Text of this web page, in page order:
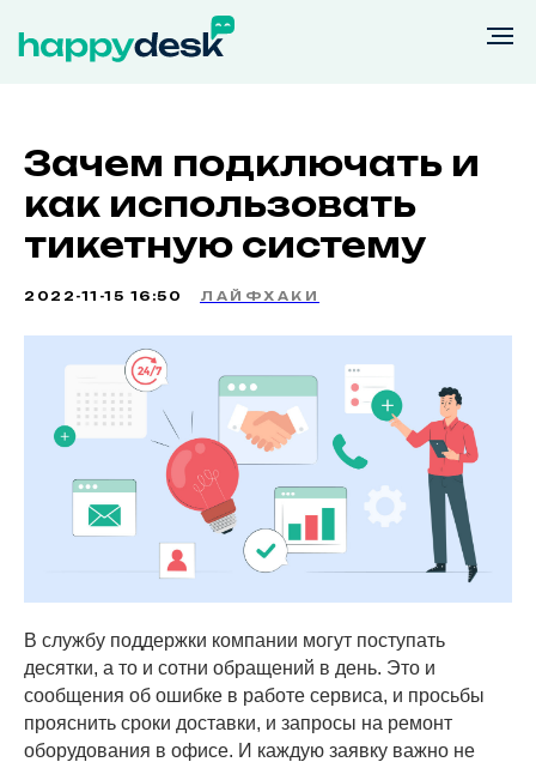
Возможности Тарифы
Зачем подключать и
как использовать
тикетную систему
2022-11-15 16:50 ЛАЙФХАКИ
В службу поддержки компании могут поступать
десятки, а то и сотни обращений в день. Это и
сообщения об ошибке в работе сервиса, и просьбы
прояснить сроки доставки, и запросы на ремонт
оборудования в офисе. И каждую заявку важно не